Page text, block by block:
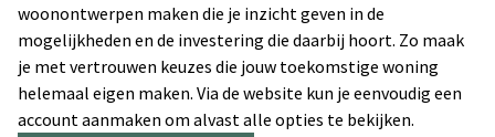
woonontwerpen maken die je inzicht geven in de
mogelijkheden en de investering die daarbij hoort. Zo maak
je met vertrouwen keuzes die jouw toekomstige woning
helemaal eigen maken. Via de website kun je eenvoudig een
account aanmaken om alvast alle opties te bekijken.